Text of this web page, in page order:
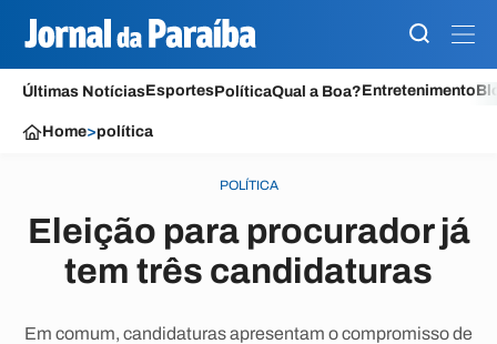
Últimas NotíciasEsportesPolíticaQual a Boa?Entretenimento
Home>política
POLÍTICA
Eleição para procurador já
tem três candidaturas
Em comum, candidaturas apresentam o compromisso de